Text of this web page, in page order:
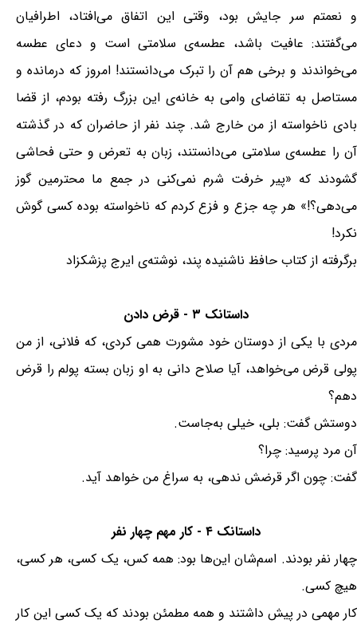
و نعمتم سر جایش بود، وقتی این اتفاق می‌افتاد، اطرافیان
می‌گفتند: عافیت باشد، عطسه‌ی سلامتی است و دعای عطسه
می‌خواندند و برخی هم آن را تبرک می‌دانستند! امروز که درمانده و
مستاصل به تقاضای وامی به خانه‌ی این بزرگ رفته بودم، از قضا
بادی ناخواسته از من خارج شد. چند نفر از حاضران که در گذشته
آن را عطسه‌ی سلامتی می‌دانستند، زبان به تعرض و حتی فحاشی
گشودند که «پیر خرفت شرم نمی‌کنی در جمع ما محترمین گوز
می‌دهی؟!» هر چه جزع و فزع کردم که ناخواسته بوده کسی گوش
نکرد!
برگرفته از كتاب حافظ ناشنیده پند، نوشته‌ی ایرج پزشکزاد
داستانک ۳ - قرض دادن
مردى با يکى از دوستان خود مشورت همی کردی، که فلانى، از من
پولی قرض مى‌خواهد، آيا صلاح دانى به او زبان بسته پولم را قرض
دهم؟
دوستش گفت: بلى، خيلى به‌جاست.
آن مرد پرسيد: چرا؟
گفت: چون اگر قرضش ندهى، به سراغ من خواهد آيد.
داستانک ۴ - کار مهم چهار نفر
چهار نفر بودند. اسم‌شان این‌ها بود: همه کس، یک کسی، هر کسی،
هیچ کسی.
کار مهمی در پیش داشتند و همه مطمئن بودند که یک کسی این کار